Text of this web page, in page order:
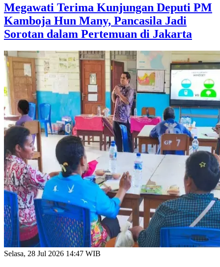
Megawati Terima Kunjungan Deputi PM
Kamboja Hun Many, Pancasila Jadi
Sorotan dalam Pertemuan di Jakarta
Selasa, 28 Jul 2026 14:47 WIB